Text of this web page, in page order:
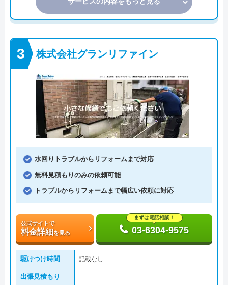
株式会社グランリファイン
水回りトラブルからリフォームまで対応
無料見積もりのみの依頼可能
トラブルからリフォームまで幅広い依頼に対応
公式サイトで
料金詳細を見る
まずは電話相談！
03-6304-9575
駆けつけ時間 記載なし
出張見積もり